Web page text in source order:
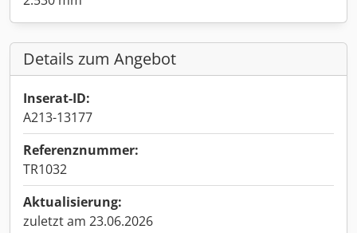
Details zum Angebot
Inserat-ID:
A213-13177
Referenznummer:
TR1032
Aktualisierung:
zuletzt am 23.06.2026